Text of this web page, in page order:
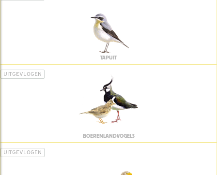
TAPUIT
UITGEVLOGEN
BOERENLANDVOGELS
UITGEVLOGEN